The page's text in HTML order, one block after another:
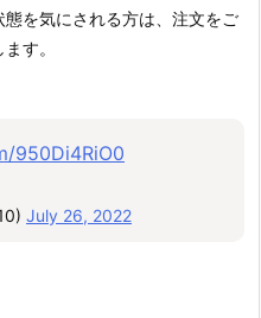
を気にされる方は、注文をご
す。
950Di4RiO0
July 26, 2022